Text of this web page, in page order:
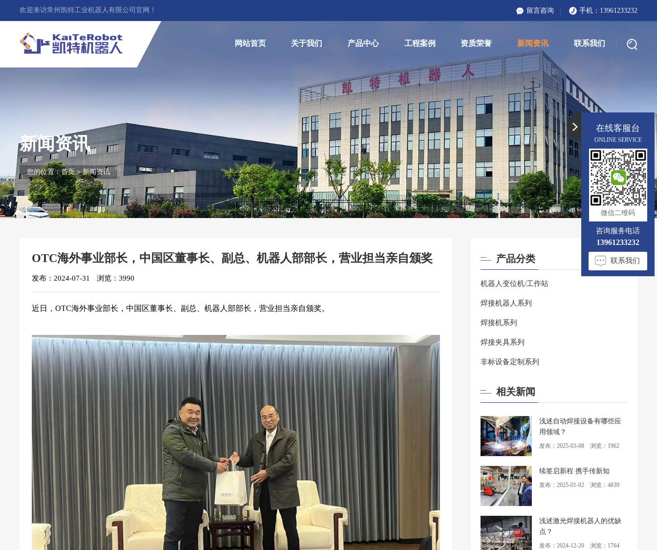
欢迎来访常州凯特工业机器人有限公司官网！ 留言咨询 手机： 13961233232
网站首页 关于我们 产品中心 工程案例 资质荣誉 新闻资讯 联系我们
新闻资讯
您的位置：首页>新闻资讯
OTC海外事业部长，中国区董事长、副总、机器人部部长，营业担当亲自颁奖
发布：2024-07-31 浏览：3990
近日，OTC海外事业部长，中国区董事长、副总、机器人部部长，营业担当亲自颁奖。
产品分类
机器人变位机/工作站
焊接机器人系列
焊接机系列
焊接夹具系列
非标设备定制系列
相关新闻
浅述自动焊接设备有哪些应
用领域？
发布：2025-03-08 浏览：1962
续签启新程 携手传新知
发布：2025-01-02 浏览：4839
浅述激光焊接机器人的优缺
点？
发布：2024-12-20 浏览：1764
在线客服台
ONLINE SERVICE
微信二维码
咨询服务电话
13961233232
联系我们